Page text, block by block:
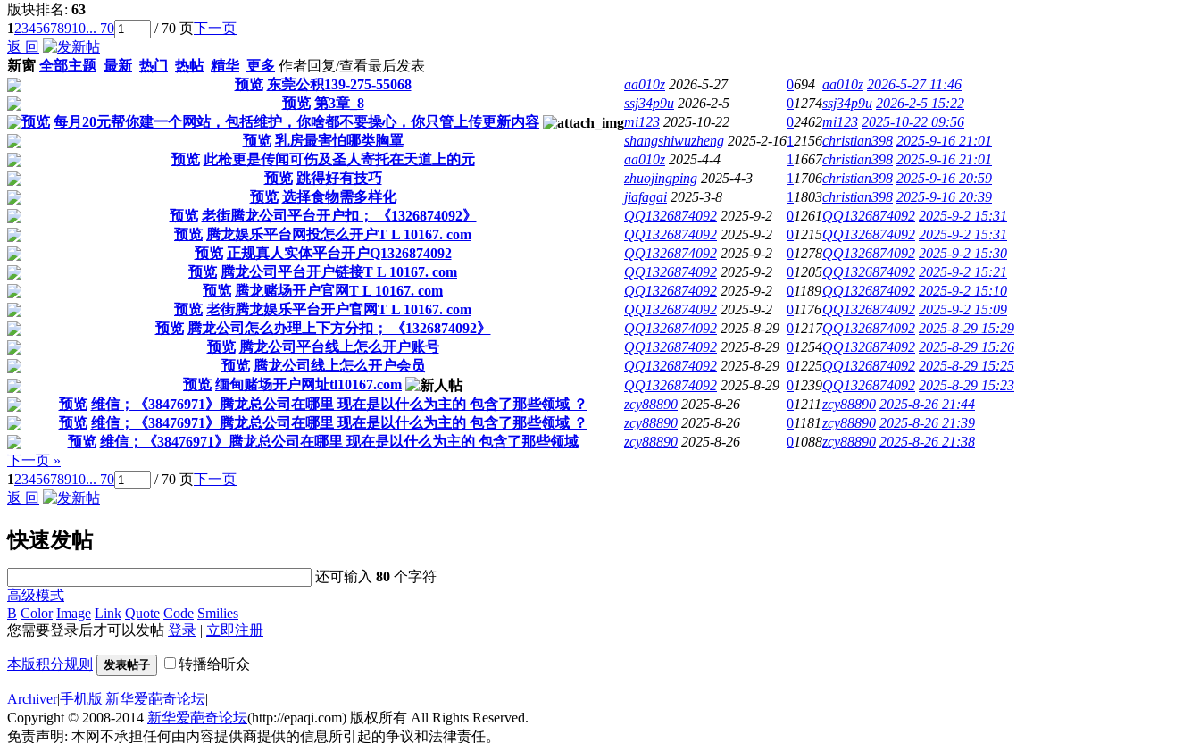
版块排名: 63
12345678910... 70 / 70 页下一页
返 回
新窗 全部主题 最新 热门 热帖 精华 更多 作者回复/查看最后发表
预览 东莞公积139-275-55068 aa010z 2026-5-27 0694 aa010z 2026-5-27 11:46
预览 第3章_8 ssj34p9u 2026-2-5 01274ssj34p9u 2026-2-5 15:22
预览 每月20元帮你建一个网站，包括维护，你啥都不要操心，你只管上传更新内容 mi123 2025-10-22 02462mi123 2025-10-22 09:56
预览 乳房最害怕哪类胸罩 shangshiwuzheng 2025-2-1612156christian398 2025-9-16 21:01
预览 此枪更是传闻可伤及圣人寄托在天道上的元 aa010z 2025-4-4 1 1667christian398 2025-9-16 21:01
预览 跳得好有技巧 zhuojingping 2025-4-3 1 1706christian398 2025-9-16 20:59
预览 选择食物需多样化 jiafagai 2025-3-8 1 1803christian398 2025-9-16 20:39
预览 老街腾龙公司平台开户扣； 《1326874092》 QQ1326874092 2025-9-2 01261QQ1326874092 2025-9-2 15:31
预览 腾龙娱乐平台网投怎么开户T L 10167. com QQ1326874092 2025-9-2 01215QQ1326874092 2025-9-2 15:31
预览 正规真人实体平台开户Q1326874092 QQ1326874092 2025-9-2 01278QQ1326874092 2025-9-2 15:30
预览 腾龙公司平台开户链接T L 10167. com QQ1326874092 2025-9-2 01205QQ1326874092 2025-9-2 15:21
预览 腾龙赌场开户官网T L 10167. com QQ1326874092 2025-9-2 01189QQ1326874092 2025-9-2 15:10
预览 老街腾龙娱乐平台开户官网T L 10167. com QQ1326874092 2025-9-2 01176QQ1326874092 2025-9-2 15:09
预览 腾龙公司怎么办理上下方分扣； 《1326874092》 QQ1326874092 2025-8-29 01217QQ1326874092 2025-8-29 15:29
预览 腾龙公司平台线上怎么开户账号 QQ1326874092 2025-8-29 01254QQ1326874092 2025-8-29 15:26
预览 腾龙公司线上怎么开户会员 QQ1326874092 2025-8-29 01225QQ1326874092 2025-8-29 15:25
预览 缅甸赌场开户网址tl10167.com QQ1326874092 2025-8-29 01239QQ1326874092 2025-8-29 15:23
预览 维信；《38476971》腾龙总公司在哪里 现在是以什么为主的 包含了那些领域 ？ zcy88890 2025-8-26 01211zcy88890 2025-8-26 21:44
预览 维信；《38476971》腾龙总公司在哪里 现在是以什么为主的 包含了那些领域 ？ zcy88890 2025-8-26 01181zcy88890 2025-8-26 21:39
预览 维信；《38476971》腾龙总公司在哪里 现在是以什么为主的 包含了那些领域 zcy88890 2025-8-26 01088zcy88890 2025-8-26 21:38
下一页 »
12345678910... 70 / 70 页下一页
返 回
快速发帖
还可输入80 个字符
高级模式
B Color Image Link Quote Code Smilies
您需要登录后才可以发帖 登录 | 立即注册
本版积分规则 发表帖子 转播给听众
Archiver|手机版|新华爱葩奇论坛|
Copyright © 2008-2014 新华爱葩奇论坛(http://epaqi.com) 版权所有 All Rights Reserved.
免责声明: 本网不承担任何由内容提供商提供的信息所引起的争议和法律责任。